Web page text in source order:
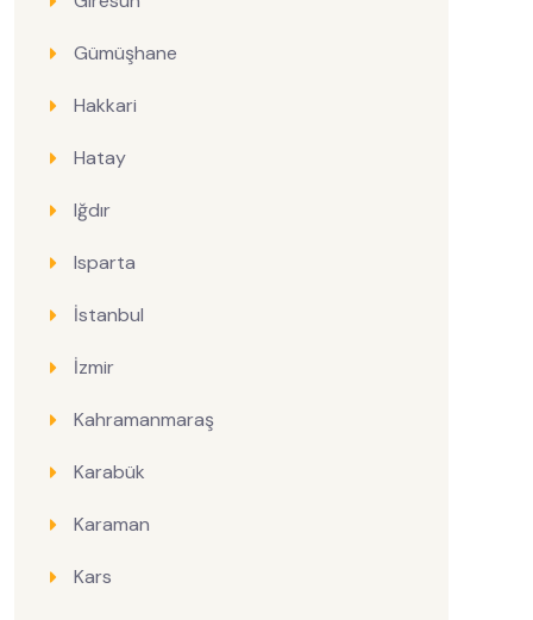
Gümüşhane
Hakkari
Hatay
Iğdır
Isparta
İstanbul
İzmir
Kahramanmaraş
Karabük
Karaman
Kars